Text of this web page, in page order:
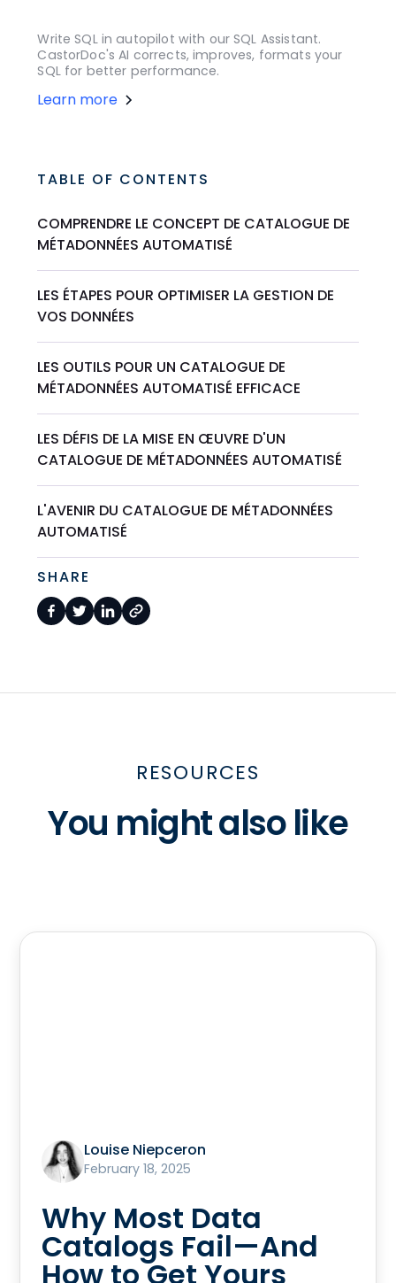
Write SQL in autopilot with our SQL Assistant.
CastorDoc's AI corrects, improves, formats your
SQL for better performance.
Learn more
TABLE OF CONTENTS
COMPRENDRE LE CONCEPT DE CATALOGUE DE
MÉTADONNÉES AUTOMATISÉ
LES ÉTAPES POUR OPTIMISER LA GESTION DE
VOS DONNÉES
LES OUTILS POUR UN CATALOGUE DE
MÉTADONNÉES AUTOMATISÉ EFFICACE
LES DÉFIS DE LA MISE EN ŒUVRE D'UN
CATALOGUE DE MÉTADONNÉES AUTOMATISÉ
L'AVENIR DU CATALOGUE DE MÉTADONNÉES
AUTOMATISÉ
SHARE
RESOURCES
You might also like
Louise Niepceron
February 18, 2025
Why Most Data
Catalogs Fail—And
How to Get Yours